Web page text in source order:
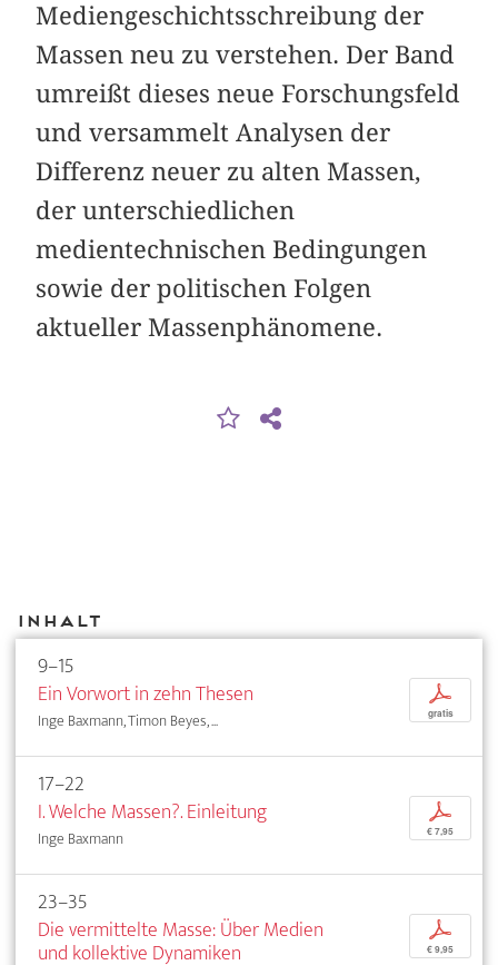
Mediengeschichtsschreibung der
Massen neu zu verstehen. Der Band
umreißt dieses neue Forschungsfeld
und versammelt Analysen der
Differenz neuer zu alten Massen,
der unterschiedlichen
medientechnischen Bedingungen
sowie der politischen Folgen
aktueller Massenphänomene.
Inhalt
9–15
Ein Vorwort in zehn Thesen
Inge Baxmann, Timon Beyes, ...
p
gratis
17–22
I. Welche Massen?. Einleitung
Inge Baxmann
p
€ 7,95
23–35
Die vermittelte Masse: Über Medien
und kollektive Dynamiken
p
€ 9,95